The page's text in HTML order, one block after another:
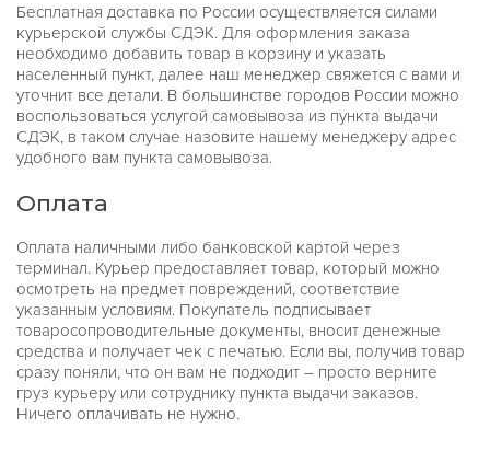
Бесплатная доставка по России осуществляется силами
курьерской службы СДЭК. Для оформления заказа
необходимо добавить товар в корзину и указать
населенный пункт, далее наш менеджер свяжется с вами и
уточнит все детали. В большинстве городов России можно
воспользоваться услугой самовывоза из пункта выдачи
СДЭК, в таком случае назовите нашему менеджеру адрес
удобного вам пункта самовывоза.
Оплата
Оплата наличными либо банковской картой через
терминал. Курьер предоставляет товар, который можно
осмотреть на предмет повреждений, соответствие
указанным условиям. Покупатель подписывает
товаросопроводительные документы, вносит денежные
средства и получает чек с печатью. Если вы, получив товар
сразу поняли, что он вам не подходит – просто верните
груз курьеру или сотруднику пункта выдачи заказов.
Ничего оплачивать не нужно.